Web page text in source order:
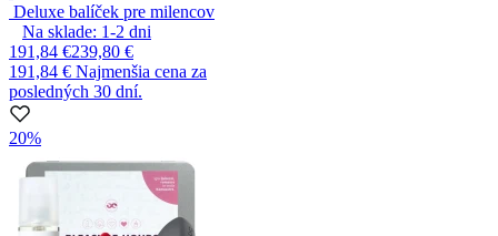
Deluxe balíček pre milencov
Na sklade: 1-2 dni
191,84 €239,80 €
191,84 € Najmenšia cena za
posledných 30 dní.
20%